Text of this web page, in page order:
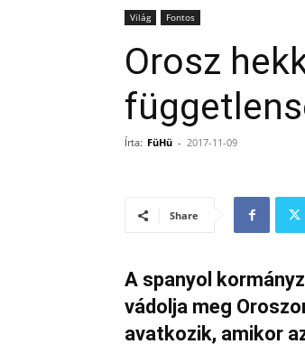
Világ Fontos
Orosz
Írta: FüHü - 2017-11-09
Share
A spanyol
vádolja meg
avatkozik, amikor